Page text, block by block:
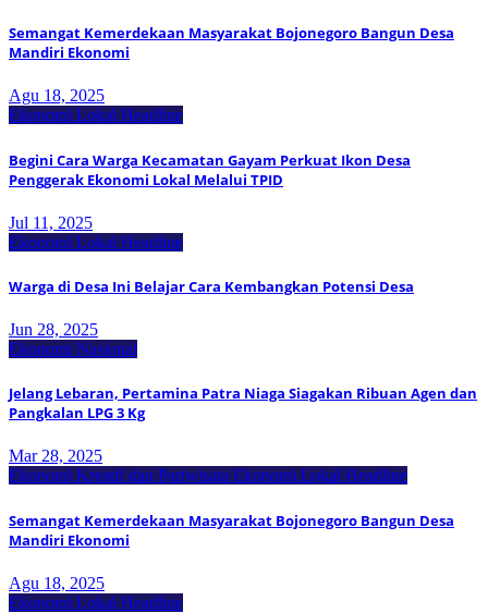
Semangat Kemerdekaan Masyarakat Bojonegoro Bangun Desa
Mandiri Ekonomi
Agu 18, 2025
Ekonomi Lokal Headline
Begini Cara Warga Kecamatan Gayam Perkuat Ikon Desa
Penggerak Ekonomi Lokal Melalui TPID
Jul 11, 2025
Ekonomi Lokal Headline
Warga di Desa Ini Belajar Cara Kembangkan Potensi Desa
Jun 28, 2025
Ekonomi Nasional
Jelang Lebaran, Pertamina Patra Niaga Siagakan Ribuan Agen dan
Pangkalan LPG 3 Kg
Mar 28, 2025
Ekonomi Kreatif dan Pariwisata Ekonomi Lokal Headline
Semangat Kemerdekaan Masyarakat Bojonegoro Bangun Desa
Mandiri Ekonomi
Agu 18, 2025
Ekonomi Lokal Headline